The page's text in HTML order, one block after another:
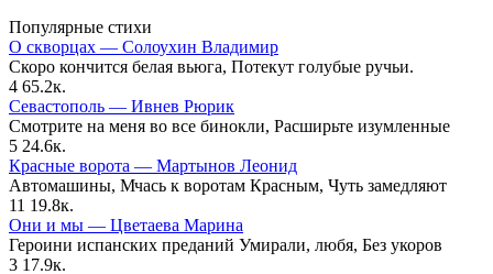
Популярные стихи
О скворцах — Солоухин Владимир
Скоро кончится белая вьюга, Потекут голубые ручьи.
4 65.2к.
Севастополь — Ивнев Рюрик
Смотрите на меня во все бинокли, Расширьте изумленные
5 24.6к.
Красные ворота — Мартынов Леонид
Автомашины, Мчась к воротам Красным, Чуть замедляют
11 19.8к.
Они и мы — Цветаева Марина
Героини испанских преданий Умирали, любя, Без укоров
3 17.9к.